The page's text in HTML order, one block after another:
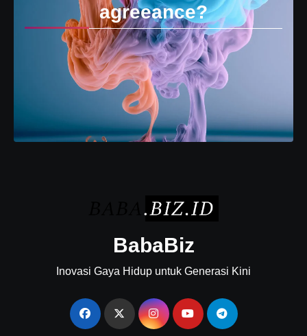
agreeance?
BabaBiz
Inovasi Gaya Hidup untuk Generasi Kini